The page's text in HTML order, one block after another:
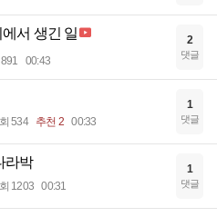
서 생긴 일
00:43
2
댓글
534 추천 2 00:33
1
댓글
라박
1203 00:31
1
댓글